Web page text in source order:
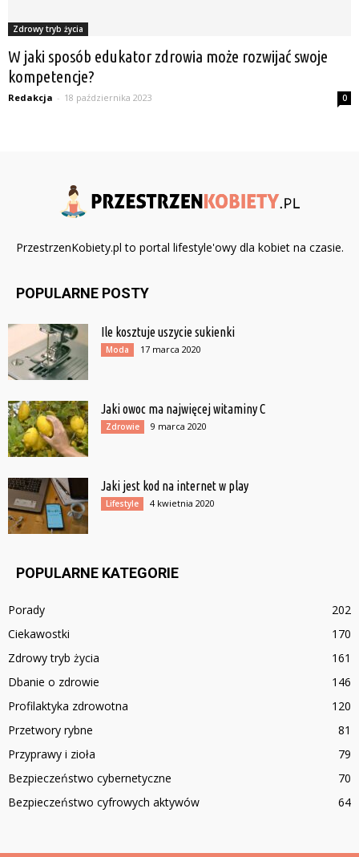
Zdrowy tryb życia
W jaki sposób edukator zdrowia może rozwijać swoje
kompetencje?
Redakcja - 18 października 2023 0
PrzestrzenKobiety.pl to portal lifestyle'owy dla kobiet na czasie.
POPULARNE POSTY
Ile kosztuje uszycie sukienki
Moda 17 marca 2020
Jaki owoc ma najwięcej witaminy C
Zdrowie 9 marca 2020
Jaki jest kod na internet w play
Lifestyle 4 kwietnia 2020
POPULARNE KATEGORIE
Porady
202
Ciekawostki
170
Zdrowy tryb życia
161
Dbanie o zdrowie
146
Profilaktyka zdrowotna
120
Przetwory rybne
81
Przyprawy i zioła
79
Bezpieczeństwo cybernetyczne
70
Bezpieczeństwo cyfrowych aktywów
64